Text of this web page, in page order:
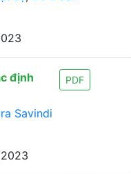
định
PDF
Savindi